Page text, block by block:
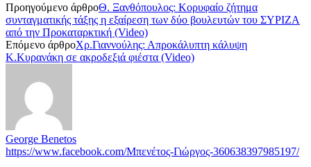
Προηγούμενο άρθροΘ. Ξανθόπουλος: Κορυφαίο ζήτημα
συνταγματικής τάξης η εξαίρεση των δύο βουλευτών του ΣΥΡΙΖΑ
από την Προκαταρκτική (Video)
Επόμενο άρθροΧρ.Γιαννούλης: Απροκάλυπτη κάλυψη
Κ.Κυρανάκη σε ακροδεξιά φιέστα (Video)
George Benetos
https://www.facebook.com/Μπενέτος-Γιώργος-360638397985197/